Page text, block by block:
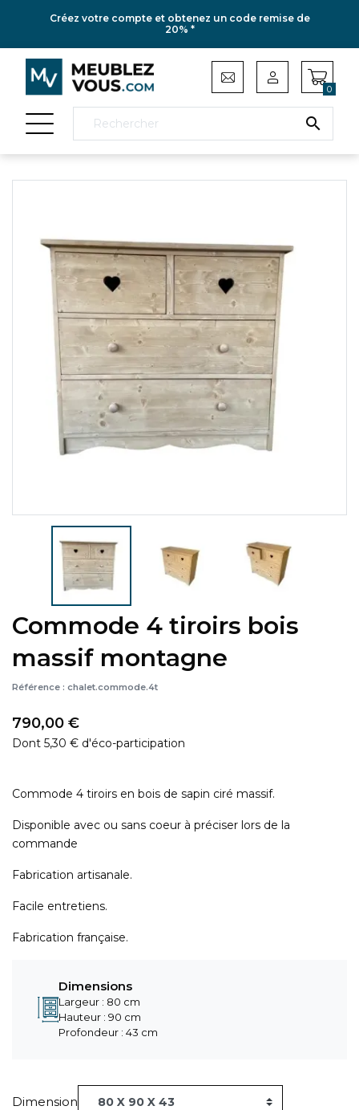
Créez votre compte et obtenez un code remise de
20% *

0
Commode 4 tiroirs bois
massif montagne
Référence : chalet.commode.4t
790,00 €
Dont 5,30 € d'éco-participation
Commode 4 tiroirs en bois de sapin ciré massif.
Disponible avec ou sans coeur à préciser lors de la
commande
Fabrication artisanale.
Facile entretiens.
Fabrication française.
Dimensions
Largeur : 80 cm
Hauteur : 90 cm
Profondeur : 43 cm
Dimension